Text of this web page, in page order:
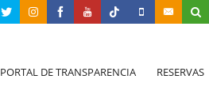
PORTAL DE TRANSPARENCIA RESERVAS